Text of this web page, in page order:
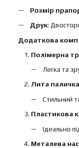
Розмір
Друк:
Додаткова
Полімерна
Легка та
Лита
Стильний
Пластикова
Ідеально
Металева